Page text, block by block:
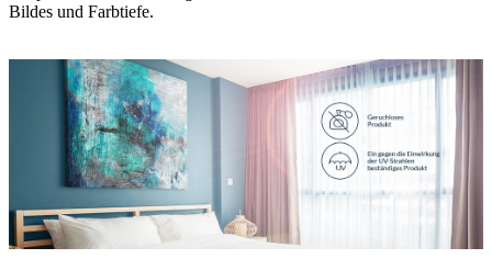
Bildes und Farbtiefe.